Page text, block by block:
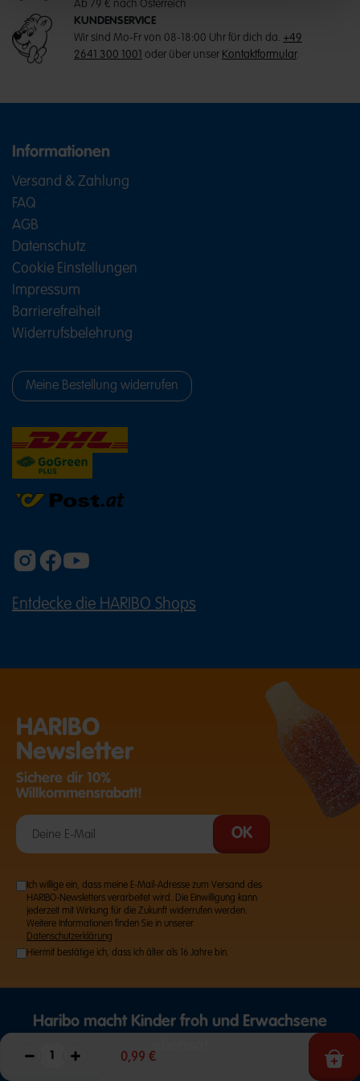
Die Menge verringern
Die Menge erhöhen
0,99 €
Ab 79 € nach Österreich
KUNDENSERVICE
Wir sind Mo-Fr von 08-18:00 Uhr für dich da. +49
2641 300 1001
oder über unser Kontaktformular.
Informationen
Versand & Zahlung
FAQ
AGB
Datenschutz
Cookie Einstellungen
Impressum
Barrierefreiheit
Widerrufsbelehrung
Meine Bestellung widerrufen
Entdecke die HARIBO Shops
HARIBO
Newsletter
Sichere dir 10%
Willkommensrabatt!
Ich willige ein, dass meine E-Mail-Adresse zum Versand des
HARIBO-Newsletters verarbeitet wird. Die Einwilligung kann
jederzeit mit Wirkung für die Zukunft widerrufen werden.
Weitere Informationen finden Sie in unserer
Datenschutzerklärung
Hiermit bestätige ich, dass ich älter als 16 Jahre bin.
Haribo macht Kinder froh und Erwachsene
ebenso!